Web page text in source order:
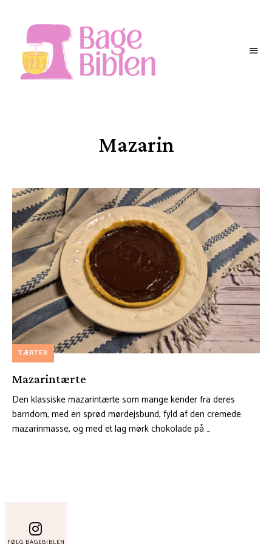
Mazarin
TÆRTER
Mazarintærte
Den klassiske mazarintærte som mange kender fra deres
barndom, med en sprød mørdejsbund, fyld af den cremede
mazarinmasse, og med et lag mørk chokolade på …